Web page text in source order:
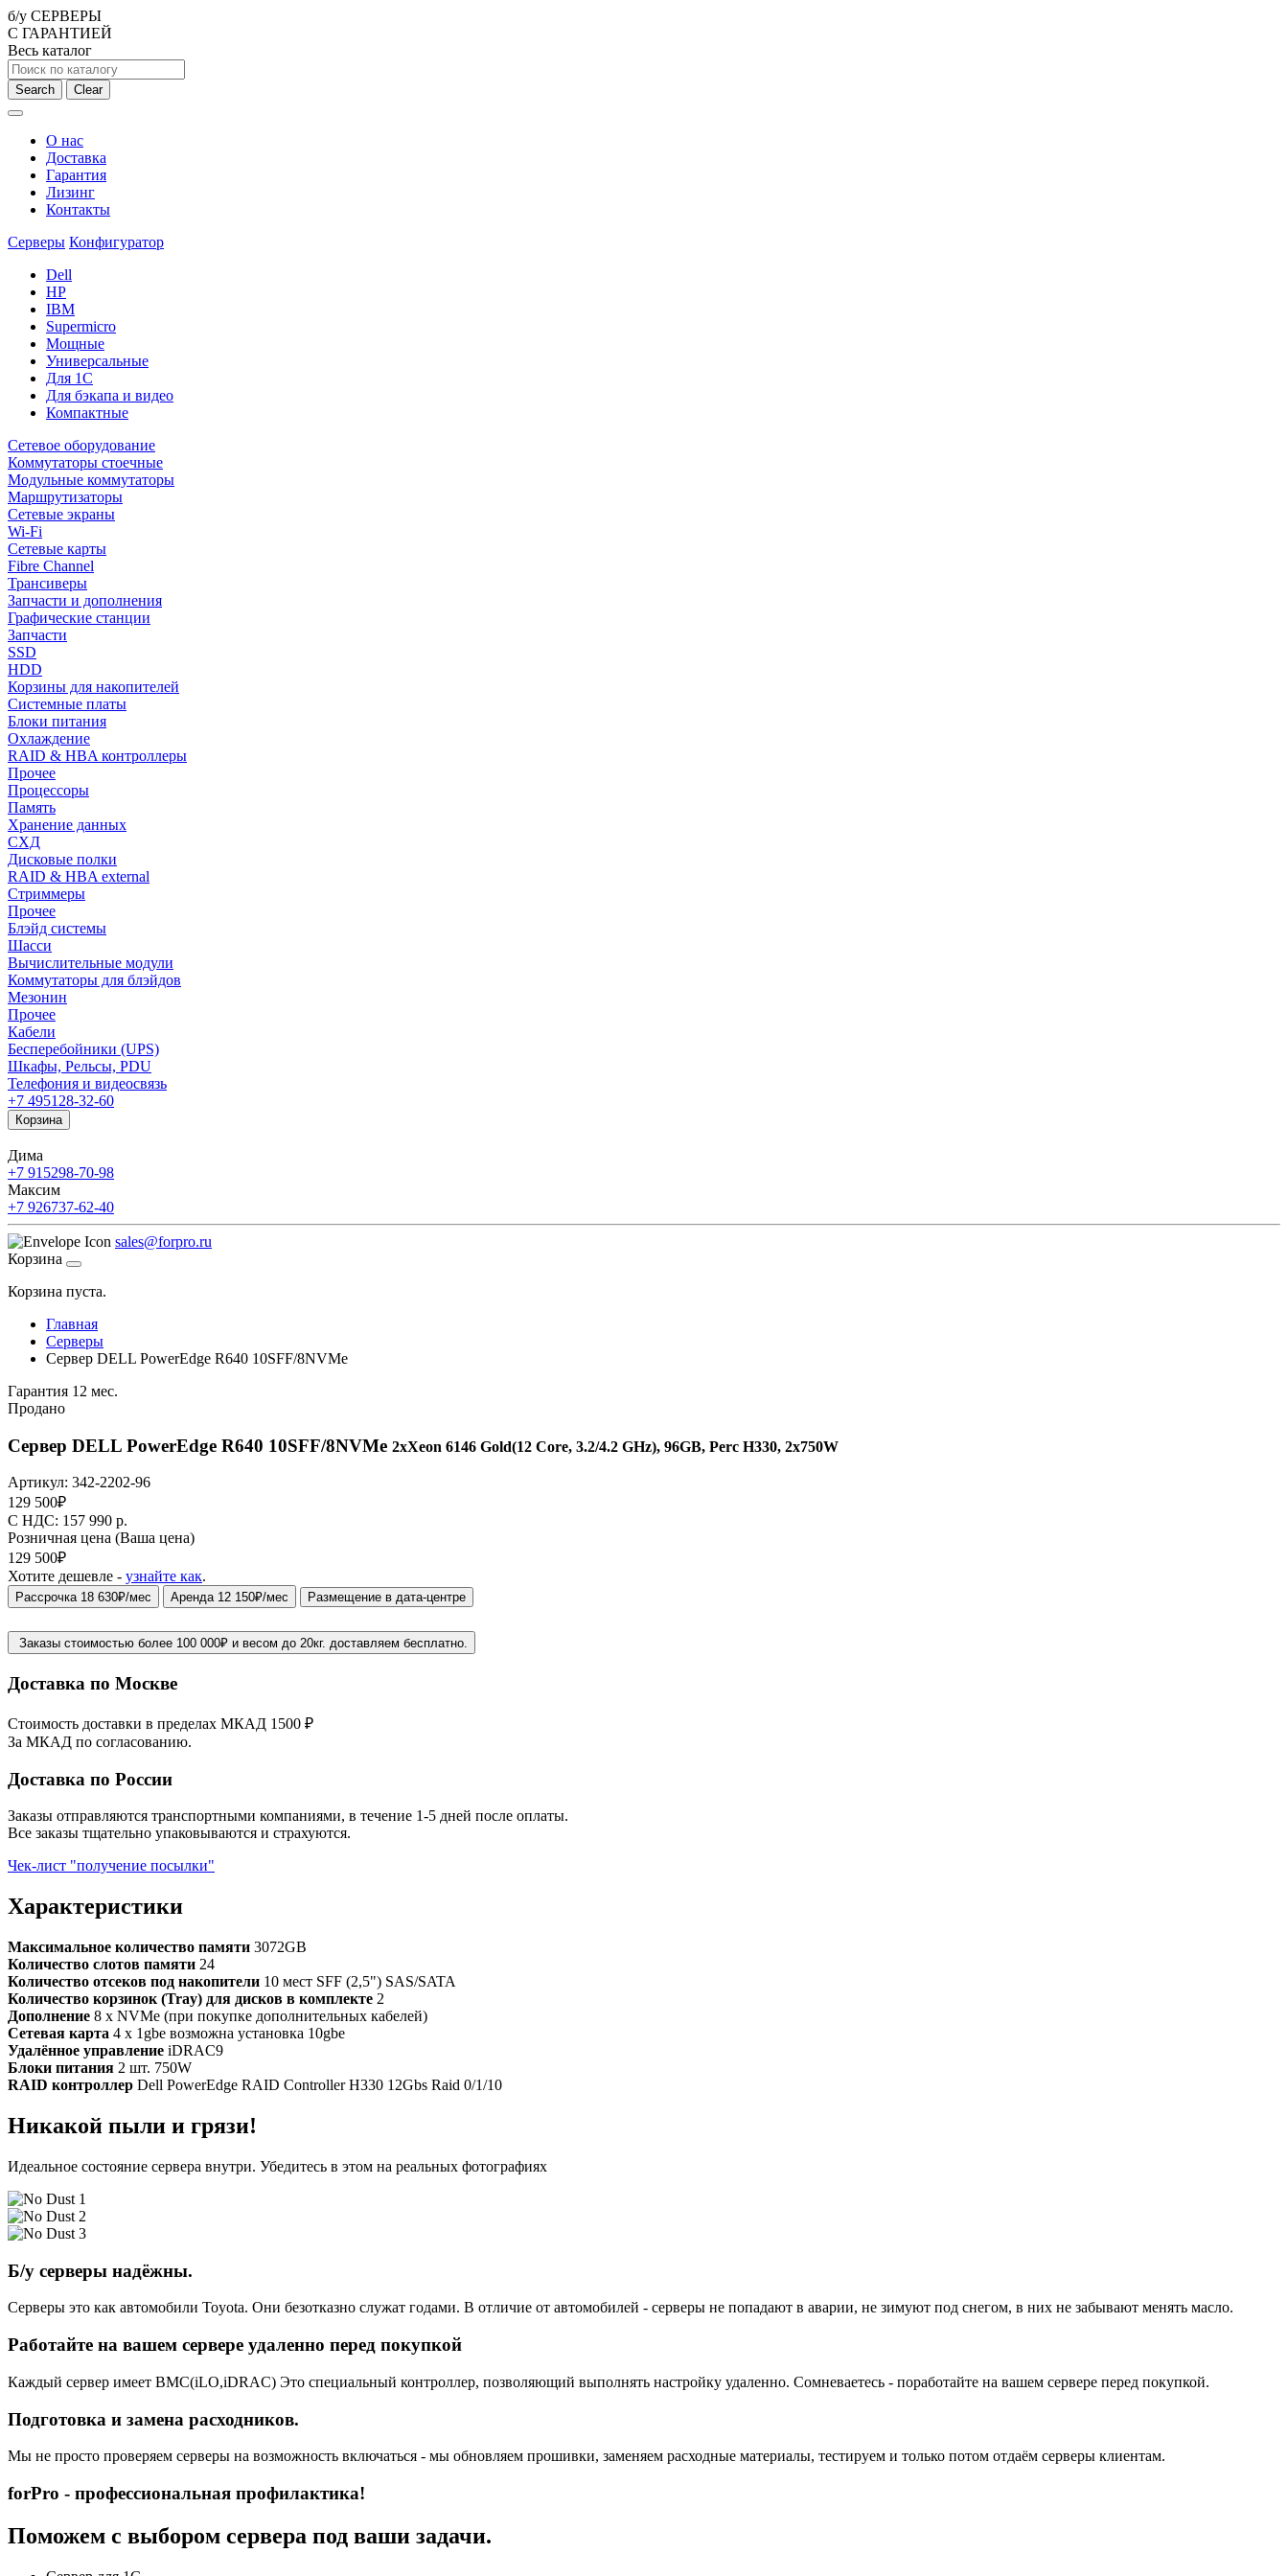
б/у СЕРВЕРЫ
С ГАРАНТИЕЙ
Весь каталог
Search Clear
О нас
Доставка
Гарантия
Лизинг
Контакты
Серверы Конфигуратор
Dell
HP
IBM
Supermicro
Мощные
Универсальные
Для 1С
Для бэкапа и видео
Компактные
Сетевое оборудование
Коммутаторы стоечные
Модульные коммутаторы
Маршрутизаторы
Сетевые экраны
Wi-Fi
Сетевые карты
Fibre Channel
Трансиверы
Запчасти и дополнения
Графические станции
Запчасти
SSD
HDD
Корзины для накопителей
Системные платы
Блоки питания
Охлаждение
RAID & HBA контроллеры
Прочее
Процессоры
Память
Хранение данных
СХД
Дисковые полки
RAID & HBA external
Стриммеры
Прочее
Блэйд системы
Шасси
Вычислительные модули
Коммутаторы для блэйдов
Мезонин
Прочее
Кабели
Бесперебойники (UPS)
Шкафы, Рельсы, PDU
Телефония и видеосвязь
+7 495128-32-60
Корзина
Дима
+7 915298-70-98
Максим
+7 926737-62-40
sales@forpro.ru
Корзина
Корзина пуста.
Главная
Серверы
Сервер DELL PowerEdge R640 10SFF/8NVMe
Гарантия 12 мес.
Продано
Сервер DELL PowerEdge R640 10SFF/8NVMe 2xXeon 6146 Gold(12 Core, 3.2/4.2 GHz), 96GB, Perc H330, 2x750W
Артикул: 342-2202-96
129 500₽
C НДС: 157 990 р.
Розничная цена (Ваша цена)
129 500₽
Хотите дешевле - узнайте как.
Рассрочка 18 630₽/мес Аренда 12 150₽/мес Размещение в дата-центре
Заказы стоимостью более 100 000₽ и весом до 20кг. доставляем бесплатно.
Доставка по Москве
Стоимость доставки в пределах МКАД 1500 ₽
За МКАД по согласованию.
Доставка по России
Заказы отправляются транспортными компаниями, в течение 1-5 дней после оплаты.
Все заказы тщательно упаковываются и страхуются.
Чек-лист "получение посылки"
Характеристики
Максимальное количество памяти 3072GB
Количество слотов памяти 24
Количество отсеков под накопители 10 мест SFF (2,5") SAS/SATA
Количество корзинок (Tray) для дисков в комплекте 2
Дополнение 8 x NVMe (при покупке дополнительных кабелей)
Сетевая карта 4 x 1gbe возможна установка 10gbe
Удалённое управление iDRAC9
Блоки питания 2 шт. 750W
RAID контроллер Dell PowerEdge RAID Controller H330 12Gbs Raid 0/1/10
Никакой пыли и грязи!
Идеальное состояние сервера внутри. Убедитесь в этом на реальных фотографиях
Б/у серверы надёжны.
Серверы это как автомобили Toyota. Они безотказно служат годами. В отличие от автомобилей - серверы не попадают в аварии, не зимуют под снегом, в них не забывают менять масло.
Работайте на вашем сервере удаленно перед покупкой
Каждый сервер имеет BMC(iLO,iDRAC) Это специальный контроллер, позволяющий выполнять настройку удаленно. Сомневаетесь - поработайте на вашем сервере перед покупкой.
Подготовка и замена расходников.
Мы не просто проверяем серверы на возможность включаться - мы обновляем прошивки, заменяем расходные материалы, тестируем и только потом отдаём серверы клиентам.
forPro - профессиональная профилактика!
Поможем с выбором сервера под ваши задачи.